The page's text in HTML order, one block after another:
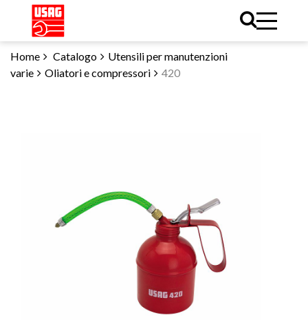
Home Catalogo
Utensili per manutenzioni
varie
Oliatori e compressori 420